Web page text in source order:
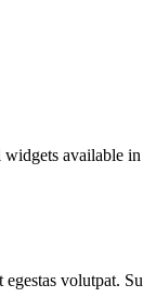
available
volutpat.